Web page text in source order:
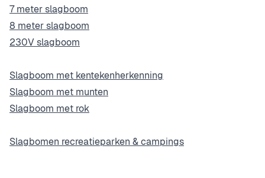
7 meter slagboom
8 meter slagboom
230V slagboom
Slagboom met kentekenherkenning
Slagboom met munten
Slagboom met rok
Slagbomen recreatieparken & campings